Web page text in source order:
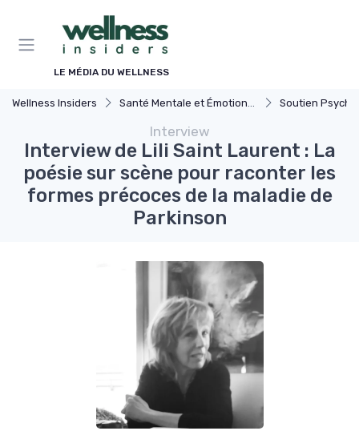
LE MÉDIA DU WELLNESS
Wellness Insiders Santé Mentale et Émotionnelle Soutien
Interview
Interview de Lili Saint Laurent : La
poésie sur scène pour raconter les
formes précoces de la maladie de
Parkinson